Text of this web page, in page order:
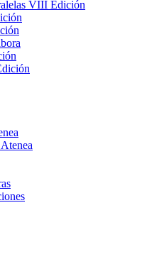
VIII Edición